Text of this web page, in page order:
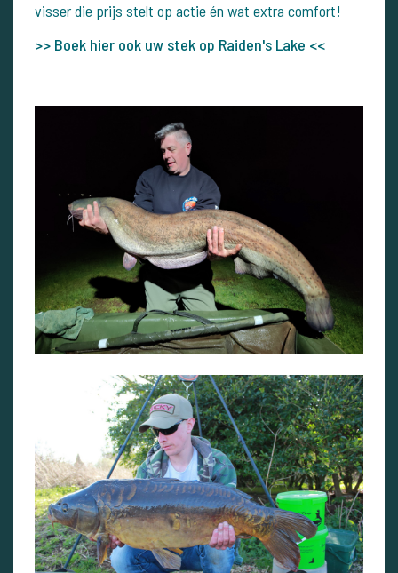
visser die prijs stelt op actie én wat extra comfort!
>> Boek hier ook uw stek op Raiden's Lake <<